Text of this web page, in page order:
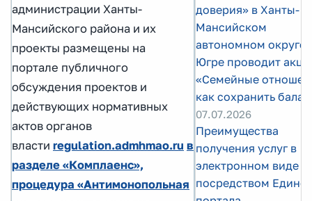
администрации Ханты-
Мансийского района и их
проекты размещены на
портале публичного
обсуждения проектов и
действующих нормативных
актов органов
власти regulation.admhmao.ru в
разделе «Комплаенс»,
процедура «Антимонопольная
доверия» в Ханты-
Мансийском
автономном округе
Югре проводит
«Семейные
как сохранить
07.07.2026
Преимущества
получения услуг в
электронном виде
посредством